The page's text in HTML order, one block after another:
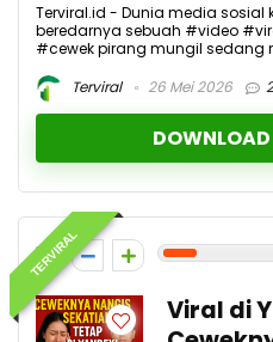
Terviral.id - Dunia media
beredarnya sebuah #video
#cewek pirang mungil sedang
Terviral
26 Mei 2026 2
DOWNLOAD
TERVIRAL
1
Viral di